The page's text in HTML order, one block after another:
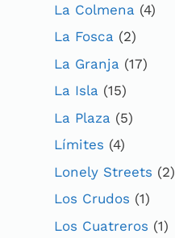
La Colmena (4)
La Fosca (2)
La Granja (17)
La Isla (15)
La Plaza (5)
Límites (4)
Lonely Streets (2)
Los Crudos (1)
Los Cuatreros (1)